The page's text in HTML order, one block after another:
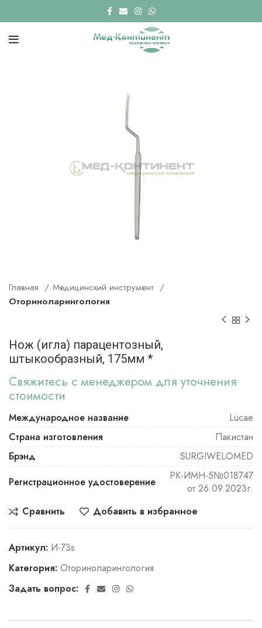
Главная
Медицинский инструмент
Оториноларингология
Нож (игла) парацентозный,
штыкообразный, 175мм *
Свяжитесь с менеджером для уточнения
стоимости
Международное название
Lucae
Страна изготовления
Пакистан
Брэнд
SURGIWELOMED
Регистрационное удостоверение
РК-ИМН-5№018747
от 26.09.2023г.
Сравнить
Добавить в избранное
Артикул: И-73s
Категория: Оториноларингология
Задать вопрос: